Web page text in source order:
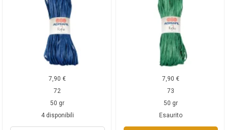
7,90€
72
50 gr
4 disponibili
7,90€
73
50 gr
Esaurito